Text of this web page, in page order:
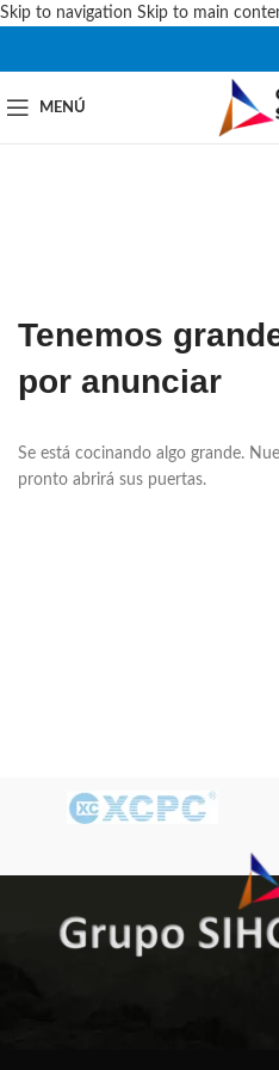
Skip to navigation Skip to main
MENÚ
Tenemos
por anunciar
Se está cocinando algo grande.
pronto abrirá sus puertas.